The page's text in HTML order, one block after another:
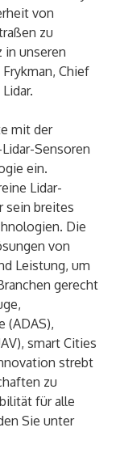
von
zu
in unseren
Chief
mit der
Sensoren
ein.
Lidar-
sein breites
Die
von
Leistung, um
gerecht
(ADAS),
smart Cities
strebt
zu
für alle
Sie unter